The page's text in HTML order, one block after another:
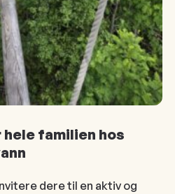
familien hos
dere til en aktiv og